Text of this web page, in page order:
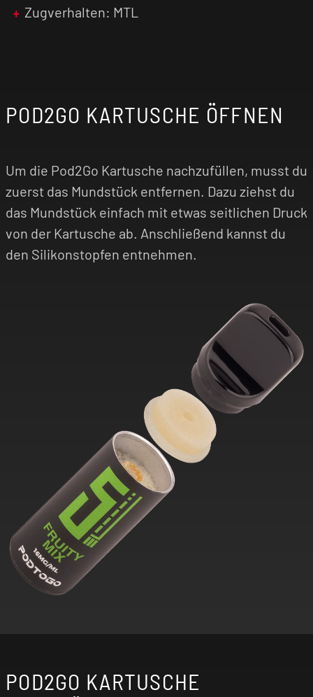
Zugverhalten: MTL
POD2GO KARTUSCHE ÖFFNEN
Um die Pod2Go Kartusche nachzufüllen, musst du
zuerst das Mundstück entfernen. Dazu ziehst du
das Mundstück einfach mit etwas seitlichen Druck
von der Kartusche ab. Anschließend kannst du
den Silikonstopfen entnehmen.
POD2GO KARTUSCHE